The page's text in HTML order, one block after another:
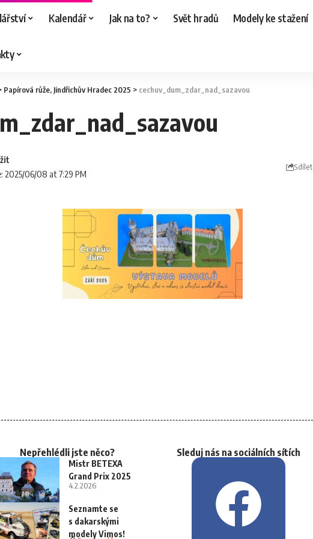
Kalendář Jak na to? Svět hradů Modely ke stažení
Papírová růže, Jindřichův Hradec 2025 > cechuv_dum_zdar_nad_sazavou
2025/06/08 at 7:29 PM
Sdílet
Nepřehlédli jste něco?
Mistr BETEXA
Grand Prix 2025
4.2.2026
Seznamte se
s dakarskými
modely Vimos!
Sleduj nás na sociálních sítích